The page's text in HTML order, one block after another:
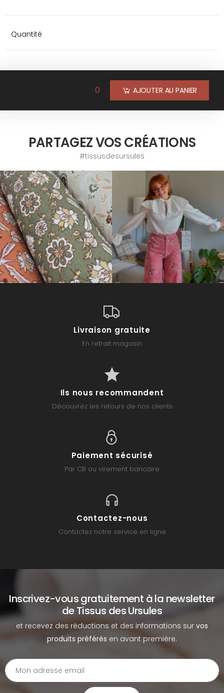
Quantité
0 AJOUTER AU PANIER
PARTAGEZ VOS CRÉATIONS
#tissusdesursules
Livraison gratuite
En retrait magasin
Ils nous recommandent
Découvrez les retours de nos clients
Paiement sécurisé
Par CB ou virement bancaire
Contactez-nous
Contactez notre service en ligne
Inscrivez-vous gratuitement à la newsletter
de Tissus des Ursules
et recevez des réductions et des informations sur vos
produits préférés en avant première.